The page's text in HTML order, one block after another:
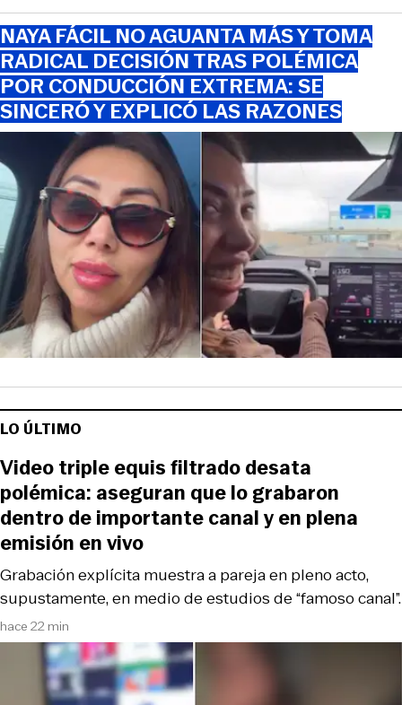
NAYA FÁCIL NO AGUANTA MÁS Y TOMA
RADICAL DECISIÓN TRAS POLÉMICA
POR CONDUCCIÓN EXTREMA: SE
SINCERÓ Y EXPLICÓ LAS RAZONES
LO ÚLTIMO
hace 22 min
Grabación explícita muestra a pareja en pleno acto,
supustamente, en medio de estudios de “famoso canal”.
Video triple equis filtrado desata
polémica: aseguran que lo grabaron
dentro de importante canal y en plena
emisión en vivo